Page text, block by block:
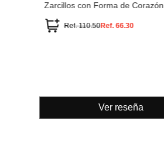
Zarcillos con Forma de Corazón
Ref.110.50Ref.66.30
Ver reseña